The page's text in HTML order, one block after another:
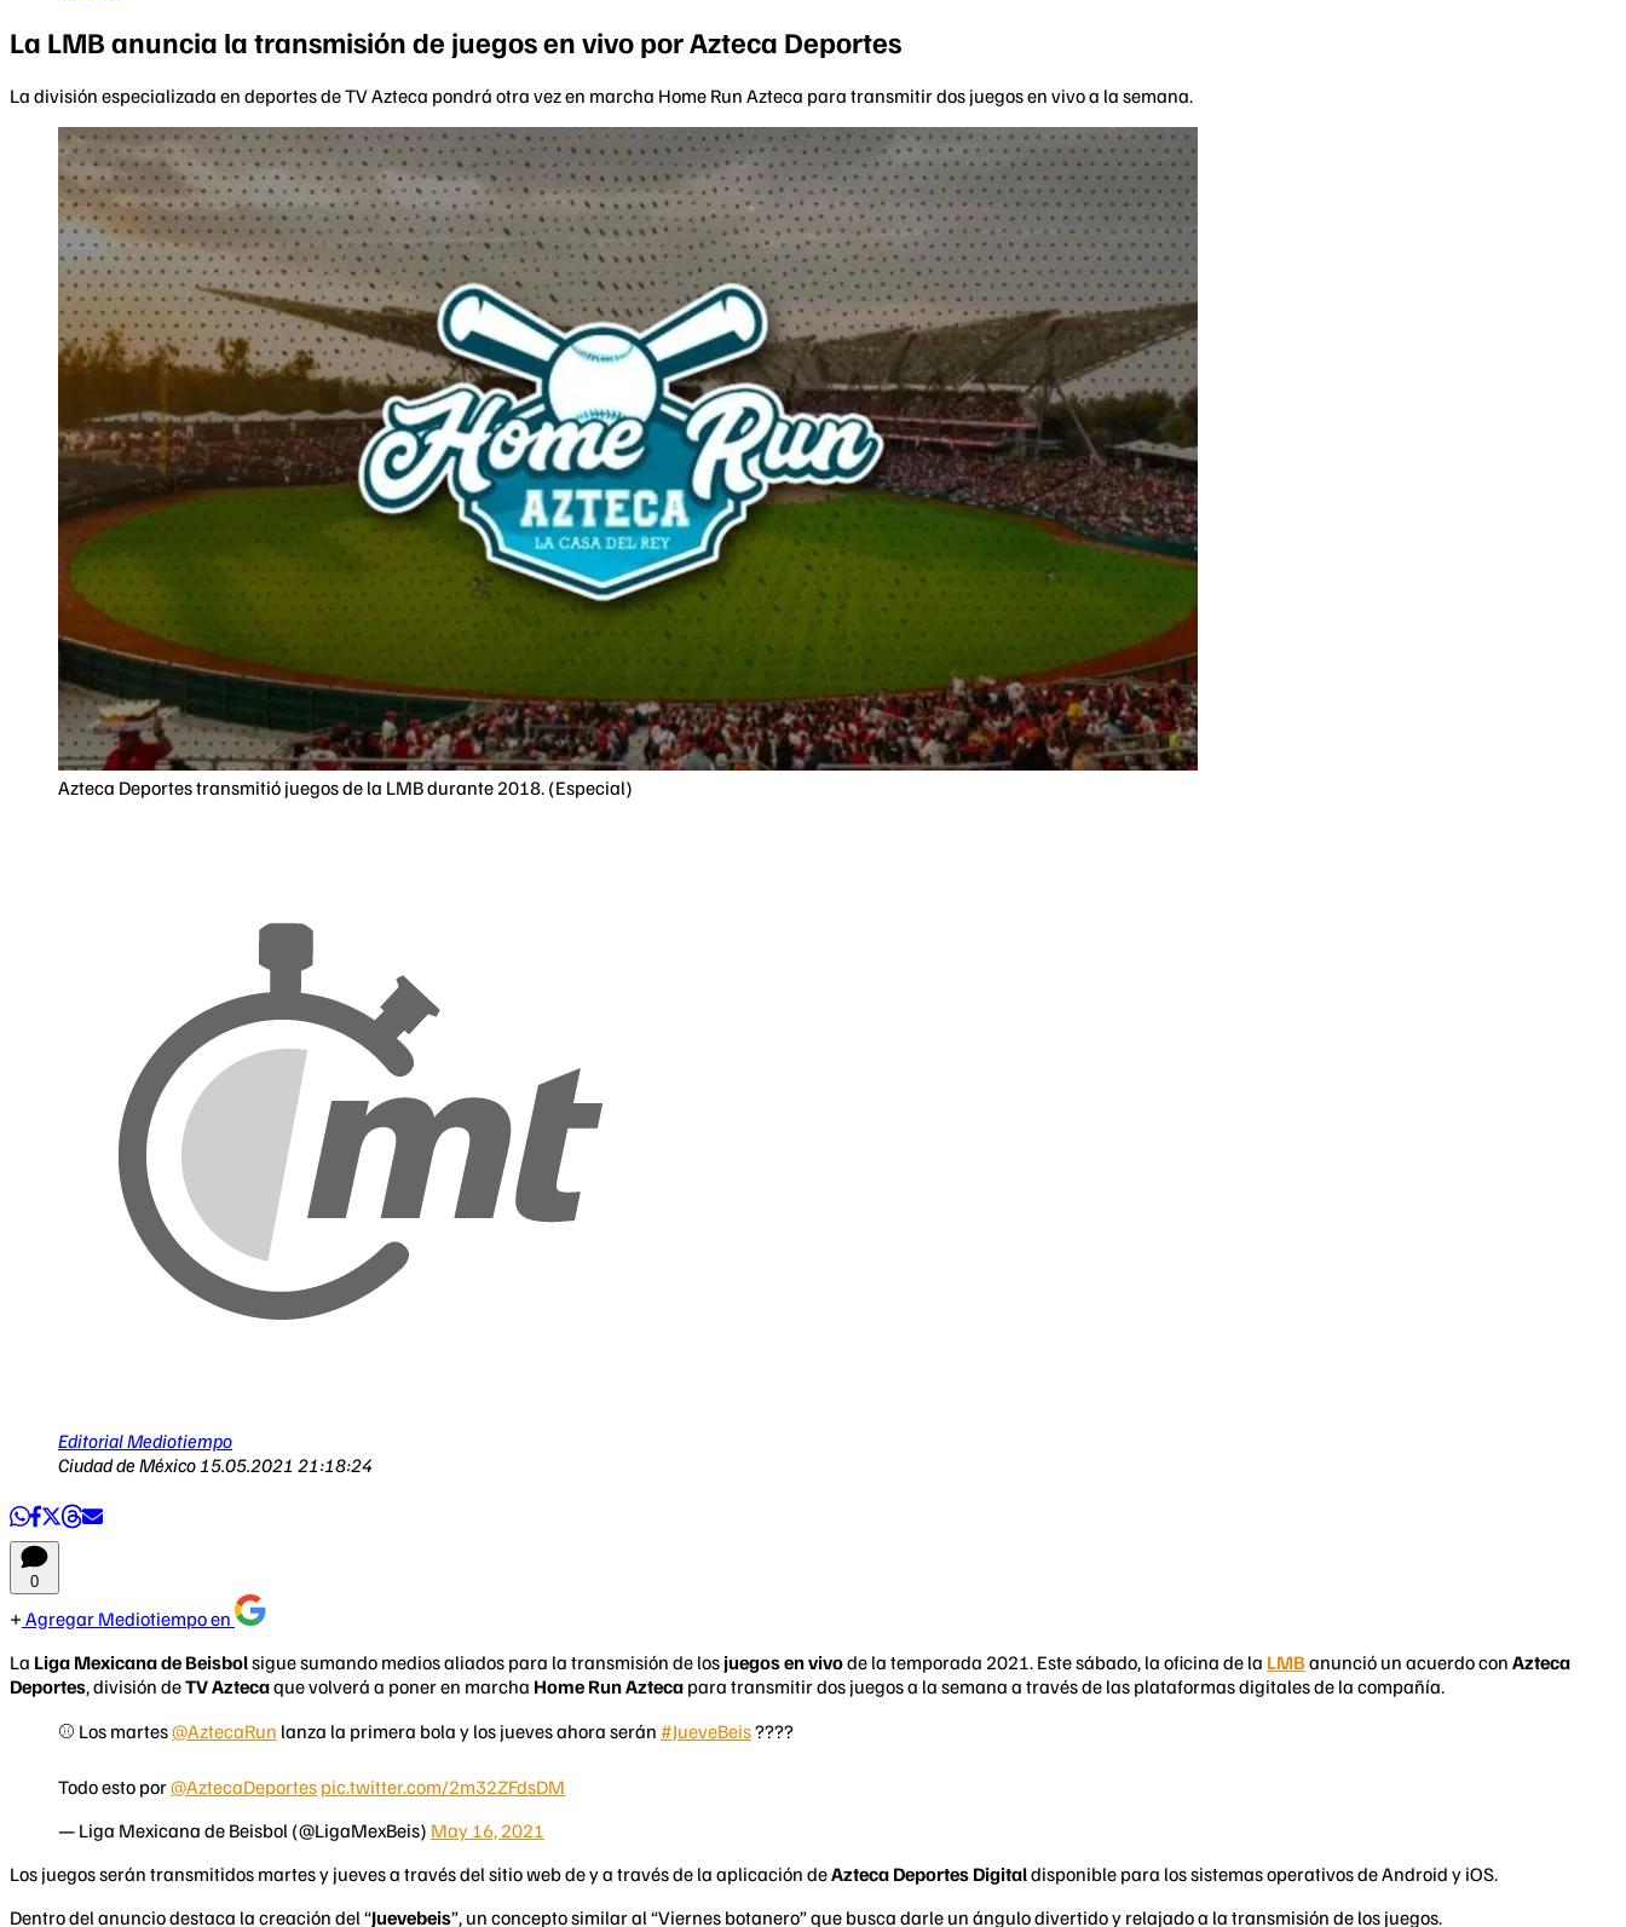
La LMB anuncia la transmisión de juegos en vivo por Azteca Deportes
La división especializada en deportes de TV Azteca pondrá otra vez en marcha Home Run Azteca para transmitir dos juegos en vivo a la semana.
Azteca Deportes transmitió juegos de la LMB durante 2018. (Especial)
Editorial Mediotiempo
Ciudad de México 15.05.2021 21:18:24
0
Agregar Mediotiempo en
La Liga Mexicana de Beisbolsigue sumando medios aliados para la transmisión de los juegos en vivode la temporada 2021. Este sábado, la oficina de la LMBanunció un acuerdo con Azteca
Deportes, división deTV Aztecaque volverá a poner en marcha Home Run Azteca para transmitir dos juegos a la semana a través de las plataformas digitales de la compañía.
⚾ Los martes@AztecaRun lanza la primera bola y los jueves ahora serán #JueveBeis????
Todo esto por@AztecaDeportes pic.twitter.com/2m32ZFdsDM
— Liga Mexicana de Beisbol (@LigaMexBeis) May 16, 2021
Los juegos serán transmitidos martes y jueves a través del sitio web de y a través de la aplicación deAzteca Deportes Digitaldisponible para los sistemas operativos de Android y iOS.
Dentro del anuncio destaca la creación del “Juevebeis”, un concepto similar al “Viernes botanero” que busca darle un ángulo divertido y relajado a la transmisión de los juegos.